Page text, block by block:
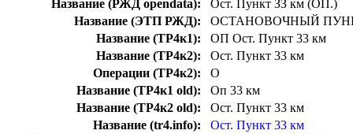
Название (РЖД opendata):
Ост. Пункт ЗЗ км (ОП.)
Название (ЭТП РЖД):
ОСТАНОВОЧНЫЙ
Название (ТР4к1):
ОП Ост. Пункт 33 км
Название (ТР4к2):
Ост. Пункт 33 км
Операции (ТР4к2):
О
Название (ТР4к1 old):
Оп 33 км
Название (ТР4к2 old):
Ост. Пункт 33 км
Название (tr4.info):
Ост. Пункт 33 км